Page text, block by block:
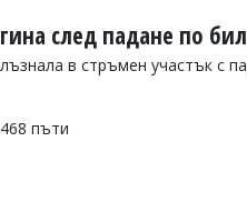
след падане по
в стръмен участък с
пъти